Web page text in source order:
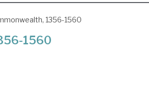
1356-1560
1560